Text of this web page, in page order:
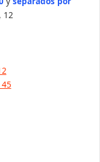
12